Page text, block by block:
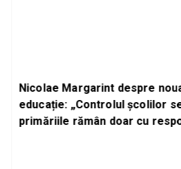
Nicolae Margarint despre
educație: „Controlul școlilor
primăriile rămân doar cu